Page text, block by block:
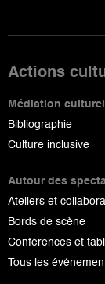
Actions
Médiation
Bibliographie
Culture inclusive
Autour des
Ateliers et
Bords de scène
Conférences et
Tous les